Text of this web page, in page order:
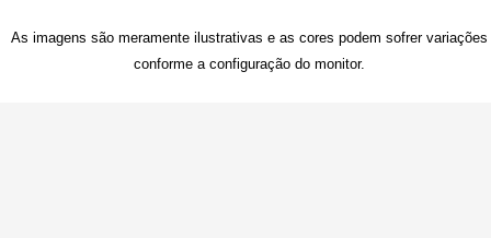
As imagens são meramente ilustrativas e as cores podem sofrer variações
conforme a configuração do monitor.